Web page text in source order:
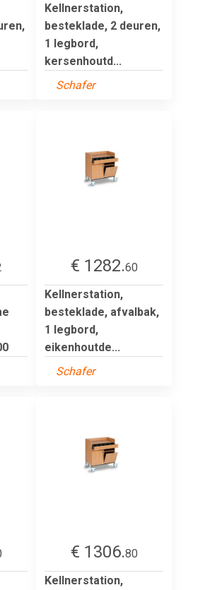
Kellnerstation,
besteklade, 2 deuren,
1 legbord,
kersenhoutd...
Schafer
€ 1282.60
Kellnerstation,
besteklade, afvalbak,
1 legbord,
eikenhoutde...
Schafer
€ 1306.80
Kellnerstation,